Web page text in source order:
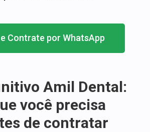
Contrate por WhatsApp
Amil Dental:
você precisa
de contratar